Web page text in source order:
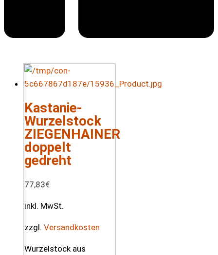
Kastanie-
Wurzelstock
ZIEGENHAINER
doppelt
gedreht
77,83€
inkl. MwSt.
zzgl. Versandkosten
Wurzelstock aus